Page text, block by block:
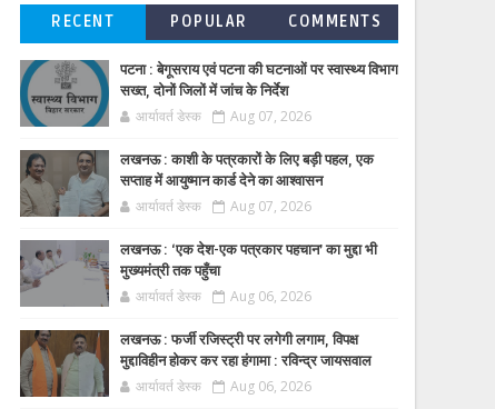
RECENT POPULAR COMMENTS
पटना : बेगूसराय एवं पटना की घटनाओं पर स्वास्थ्य विभाग
सख्त, दोनों जिलों में जांच के निर्देश
आर्यावर्त डेस्क Aug 07, 2026
लखनऊ : काशी के पत्रकारों के लिए बड़ी पहल, एक
सप्ताह में आयुष्मान कार्ड देने का आश्वासन
आर्यावर्त डेस्क Aug 07, 2026
लखनऊ : ‘एक देश-एक पत्रकार पहचान’ का मुद्दा भी
मुख्यमंत्री तक पहुँचा
आर्यावर्त डेस्क Aug 06, 2026
लखनऊ : फर्जी रजिस्ट्री पर लगेगी लगाम, विपक्ष
मुद्दाविहीन होकर कर रहा हंगामा : रविन्द्र जायसवाल
आर्यावर्त डेस्क Aug 06, 2026